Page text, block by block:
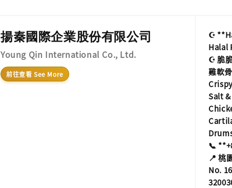
揚秦國際企業股份有限公司
Young Qin International Co., Ltd.
前往查看 See More
☪️
Halal
☪️ 脆
雞軟
Salt
📞
📍 桃
No.